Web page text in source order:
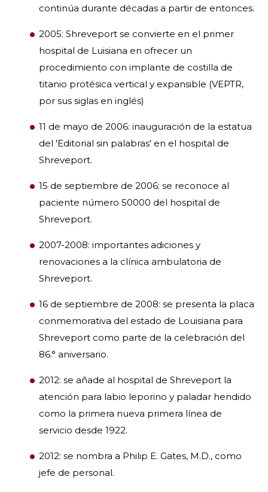
continúa durante décadas a partir de entonces.
2005: Shreveport se convierte en el primer
hospital de Luisiana en ofrecer un
procedimiento con implante de costilla de
titanio protésica vertical y expansible (VEPTR,
por sus siglas en inglés)
11 de mayo de 2006: inauguración de la estatua
del 'Editorial sin palabras' en el hospital de
Shreveport.
15 de septiembre de 2006: se reconoce al
paciente número 50000 del hospital de
Shreveport.
2007-2008: importantes adiciones y
renovaciones a la clínica ambulatoria de
Shreveport.
16 de septiembre de 2008: se presenta la placa
conmemorativa del estado de Louisiana para
Shreveport como parte de la celebración del
86.° aniversario.
2012: se añade al hospital de Shreveport la
atención para labio leporino y paladar hendido
como la primera nueva primera línea de
servicio desde 1922.
2012: se nombra a Philip E. Gates, M.D., como
jefe de personal.